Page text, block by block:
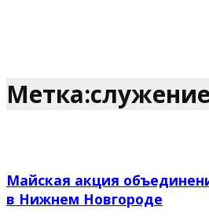
Майская акция
в Нижнем Новгороде